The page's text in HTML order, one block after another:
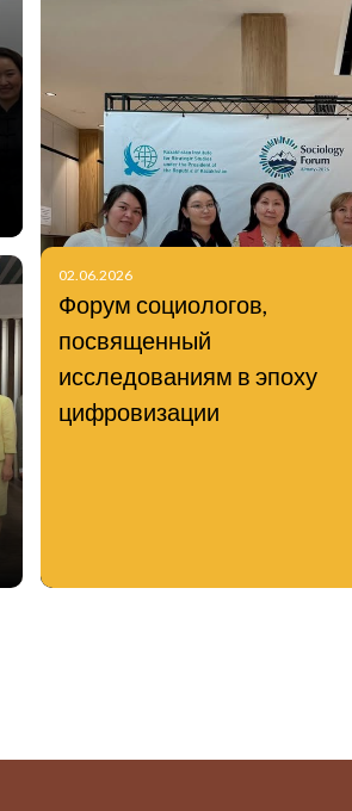
02.06.2026
Форум социологов,
посвященный
исследованиям в эпоху
цифровизации